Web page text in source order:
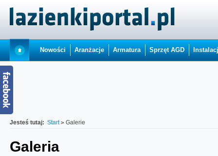
Nowości Aranżacje Armatura Sprzęt AGD
Jesteś tutaj: Start Galerie
Galeria